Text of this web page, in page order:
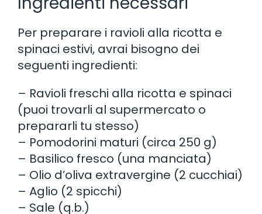
Per preparare i ravioli alla ricotta e
spinaci estivi, avrai bisogno dei
seguenti ingredienti:
– Ravioli freschi alla ricotta e spinaci
(puoi trovarli al supermercato o
prepararli tu stesso)
– Pomodorini maturi (circa 250 g)
– Basilico fresco (una manciata)
– Olio d’oliva extravergine (2 cucchiai)
– Aglio (2 spicchi)
– Sale (q.b.)